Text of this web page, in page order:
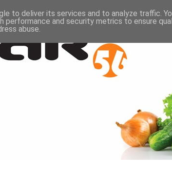
to deliver its services and to analyze traffic.
performance and security metrics to ensure
abuse.